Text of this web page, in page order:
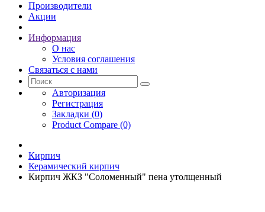
Производители
Акции
Информация
О нас
Условия соглашения
Связаться с нами
Авторизация
Регистрация
Закладки (0)
Product Compare (0)
Кирпич
Керамический кирпич
Кирпич ЖКЗ "Соломенный" пена утолщенный